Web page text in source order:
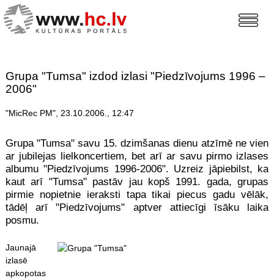
Grupa "Tumsa" izdod izlasi "Piedzīvojums 1996 –
2006"
"MicRec PM", 23.10.2006., 12:47
Grupa "Tumsa" savu 15. dzimšanas dienu atzīmē ne vien
ar jubilejas lielkoncertiem, bet arī ar savu pirmo izlases
albumu "Piedzīvojums 1996-2006". Uzreiz jāpiebilst, ka
kaut arī "Tumsa" pastāv jau kopš 1991. gada, grupas
pirmie nopietnie ieraksti tapa tikai piecus gadu vēlāk,
tādēļ arī "Piedzīvojums" aptver attiecīgi īsāku laika
posmu.
Jaunajā
izlasē
apkopotas